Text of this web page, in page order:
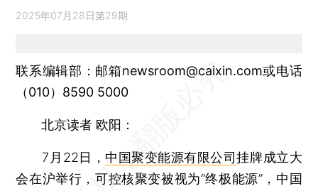
2025年07月28日第29期
联系编辑部：邮箱newsroom@caixin.com或电话
（010）8590 5000
北京读者 欧阳：
7月22日， 中国聚变能源有限公司挂牌成立大
会在沪举行，可控核聚变被视为“终极能源”，中国